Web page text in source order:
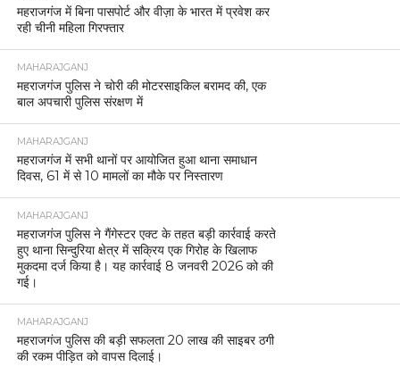
महराजगंज में बिना पासपोर्ट और वीज़ा के भारत में प्रवेश कर
रही चीनी महिला गिरफ्तार
MAHARAJGANJ
महराजगंज पुलिस ने चोरी की मोटरसाइकिल बरामद की, एक
बाल अपचारी पुलिस संरक्षण में
MAHARAJGANJ
महराजगंज में सभी थानों पर आयोजित हुआ थाना समाधान
दिवस, 61 में से 10 मामलों का मौके पर निस्तारण
MAHARAJGANJ
महराजगंज पुलिस ने गैंगेस्टर एक्ट के तहत बड़ी कार्रवाई करते
हुए थाना सिन्दुरिया क्षेत्र में सक्रिय एक गिरोह के खिलाफ
मुकदमा दर्ज किया है। यह कार्रवाई 8 जनवरी 2026 को की
गई।
MAHARAJGANJ
महराजगंज पुलिस की बड़ी सफलता 20 लाख की साइबर ठगी
की रकम पीड़ित को वापस दिलाई।